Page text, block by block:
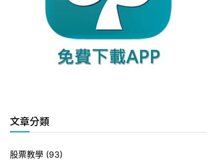
文章分類
股票教學 (93)